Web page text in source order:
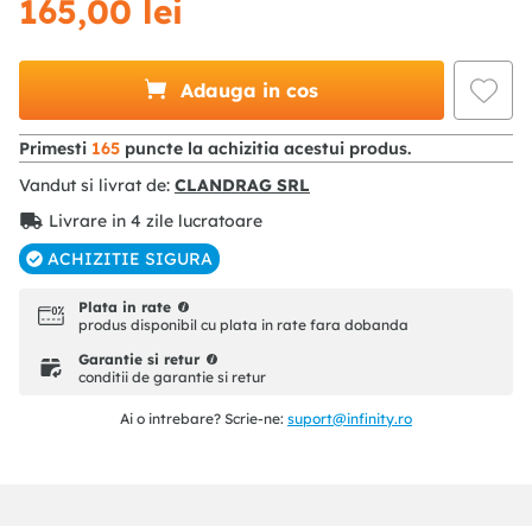
165,00 lei
Adauga in cos
Primesti 165 puncte la achizitia acestui produs.
Vandut si livrat de: CLANDRAG SRL
Livrare in 4 zile lucratoare
ACHIZITIE SIGURA
Plata in rate
produs disponibil cu plata in rate fara dobanda
Garantie si retur
conditii de garantie si retur
Ai o intrebare? Scrie-ne: suport@infinity.ro